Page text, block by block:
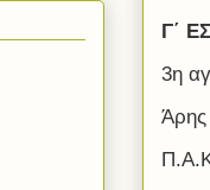
Γ΄
3η
Άρης